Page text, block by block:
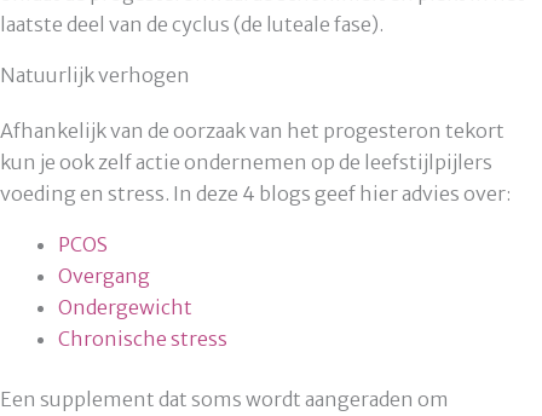
laatste deel van de cyclus (de luteale fase).
Natuurlijk verhogen
Afhankelijk van de oorzaak van het progesteron tekort
kun je ook zelf actie ondernemen op de leefstijlpijlers
voeding en stress. In deze 4 blogs geef hier advies over:
PCOS
Overgang
Ondergewicht
Chronische stress
Een supplement dat soms wordt aangeraden om